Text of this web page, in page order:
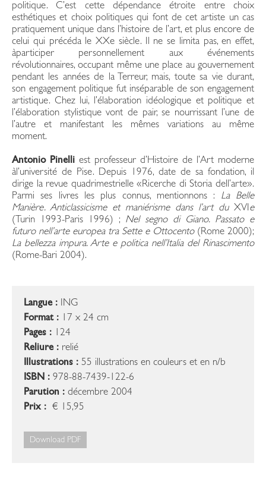
politique. C’est cette dépendance étroite entre choix
esthétiques et choix politiques qui font de cet artiste un cas
pratiquement unique dans l’histoire de l’art, et plus encore de
celui qui précéda le XXe siècle. Il ne se limita pas, en effet,
àparticiper personnellement aux événements
révolutionnaires, occupant même une place au gouvernement
pendant les années de la Terreur, mais, toute sa vie durant,
son engagement politique fut inséparable de son engagement
artistique. Chez lui, l’élaboration idéologique et politique et
l’élaboration stylistique vont de pair, se nourrissant l’une de
l’autre et manifestant les mêmes variations au même
moment.
Antonio Pinelli est professeur d’Histoire de l’Art moderne
àl’université de Pise. Depuis 1976, date de sa fondation, il
dirige la revue quadrimestrielle «Ricerche di Storia dell’arte».
Parmi ses livres les plus connus, mentionnons : La Belle
Manière. Anticlassicisme et maniérisme dans l’art du XVIe
(Turin 1993-Paris 1996) ; Nel segno di Giano. Passato e
futuro nell’arte europea tra Sette e Ottocento (Rome 2000);
La bellezza impura. Arte e politica nell’Italia del Rinascimento
(Rome-Bari 2004).
Langue : ING
Format : 17 x 24 cm
Pages : 124
Reliure : relié
Illustrations : 55 illustrations en couleurs et en n/b
ISBN : 978-88-7439-122-6
Parution : décembre 2004
Prix : € 15,95
Download PDF